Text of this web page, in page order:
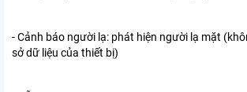
- Cảnh báo người lạ: phát hiện người lạ mặt
sở dữ liệu của thiết bị)